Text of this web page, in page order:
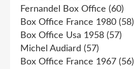
Fernandel Box Office (60)
Box Office France 1980 (58)
Box Office Usa 1958 (57)
Michel Audiard (57)
Box Office France 1967 (56)